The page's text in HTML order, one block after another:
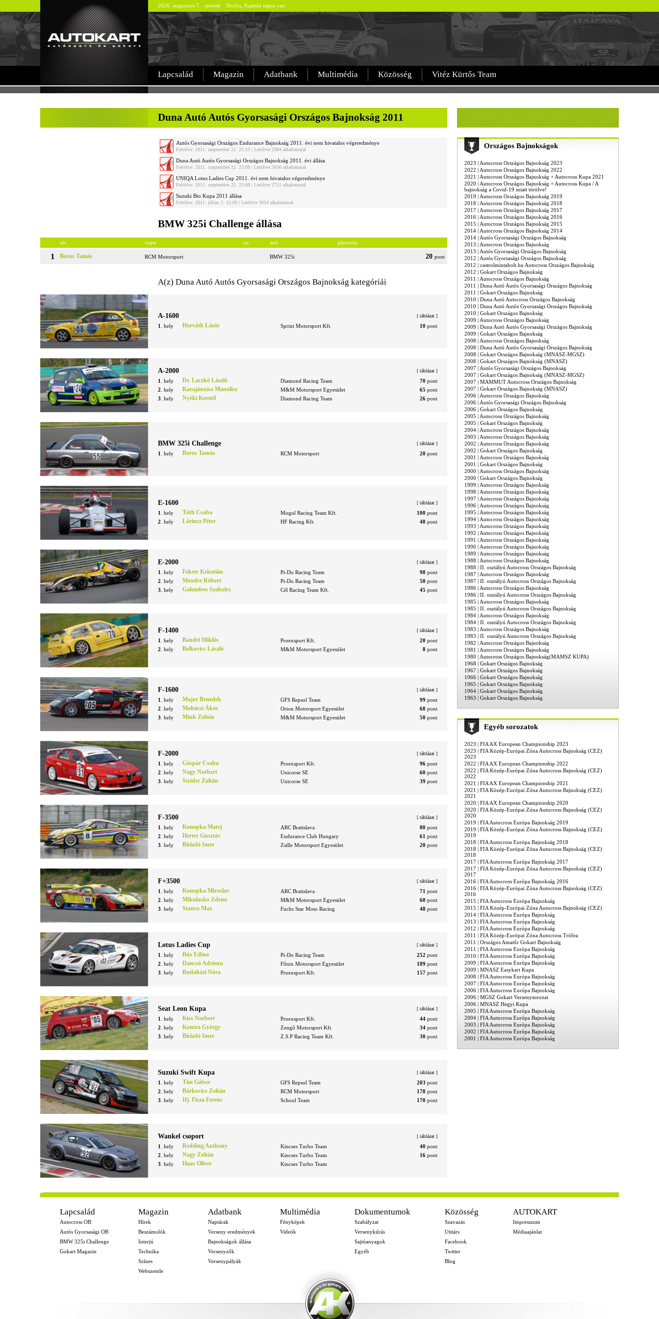
2026. augusztus 7. - péntek Ibolya, Kajetán napja van
Lapcsalád Magazin Adatbank Multimédia Közösség Vitéz Kürtős Team
Duna Autó Autós Gyorsasági Országos Bajnokság 2011
Autós Gyorsasági Országos Endurance Bajnokság 2011. évi nem hivatalos végeredménye
Feltölve: 2011. szeptember 22. 23:10 | Letöltve 2984 alkalommal
Duna Autó Autós Gyorsasági Országos Bajnokság 2011. évi állása
Feltölve: 2011. szeptember 22. 23:09 | Letöltve 3036 alkalommal
UNIQA Lotus Ladies Cup 2011. évi nem hivatalos végeredménye
Feltölve: 2011. szeptember 22. 23:08 | Letöltve 2751 alkalommal
Suzuki Bio Kupa 2011 állása
Feltölve: 2011. július 2. 12:09 | Letöltve 3014 alkalommal
BMW 325i Challenge állása
név csapat rsz. autó géposztály
1 Boros Tamás RCM Motorsport BMW 325i 20 pont
A(z) Duna Autó Autós Gyorsasági Országos Bajnokság kategóriái
A-1600 [ táblázat ]
1 . hely Horváth Lázár Sprint Motorsport Kft. 10 pont
A-2000 [ táblázat ]
1 . hely Dr. Laczkó László Diamond Racing Team 70 pont
2 . hely Karajánnisz Manolisz M&M Motorsport Egyesület 65 pont
3 . hely Nyéki Kornél Diamond Racing Team 26 pont
BMW 325i Challenge [ táblázat ]
1 . hely Boros Tamás RCM Motorsport 20 pont
E-1600 [ táblázat ]
1 . hely Tóth Csaba Mogul Racing Team Kft. 100 pont
2 . hely Lőrincz Péter HF Racing Kft. 48 pont
E-2000 [ táblázat ]
1 . hely Fekete Krisztián Pi-Do Racing Team 98 pont
2 . hely Mendre Róbert Pi-Do Racing Team 50 pont
3 . hely Galambos Szabolcs Cél Racing Team Kft. 45 pont
F-1400 [ táblázat ]
1 . hely Bandri Miklós Proexsport Kft. 20 pont
2 . hely Belkovics László M&M Motorsport Egyesület 8 pont
F-1600 [ táblázat ]
1 . hely Major Benedek GFS Repsol Team 99 pont
2 . hely Mohácsi Ákos Orion Motorsport Egyesület 68 pont
3 . hely Mink Zoltán M&M Motorsport Egyesület 50 pont
F-2000 [ táblázat ]
1 . hely Gáspár Csaba Proexsport Kft. 96 pont
2 . hely Nagy Norbert Unicorse SE 60 pont
3 . hely Strider Zoltán Unicorse SE 39 pont
F-3500 [ táblázat ]
1 . hely Konopka Matej ARC Bratislava 80 pont
2 . hely Herter Gusztáv Endurance Club Hungary 61 pont
3 . hely Birizdó Imre Zsille Motorsport Egyesület 20 pont
F+3500 [ táblázat ]
1 . hely Konopka Miroslav ARC Bratislava 71 pont
2 . hely Mikulasko Zdeno M&M Motorsport Egyesület 60 pont
3 . hely Stanco Max Fuchs Star Moto Racing 48 pont
Lotus Ladies Cup [ táblázat ]
1 . hely Bús Edina Pi-Do Racing Team 252 pont
2 . hely Dancsó Adrienn Főnix Motorsport Egyesület 189 pont
3 . hely Budaházi Nóra Proexsport Kft. 157 pont
Seat Leon Kupa [ táblázat ]
1 . hely Kiss Norbert Proexsport Kft. 44 pont
2 . hely Kontra György Zengő Motorsport Kft. 34 pont
3 . hely Birizdó Imre Z.S.P Racing Team Kft. 30 pont
Suzuki Swift Kupa [ táblázat ]
1 . hely Tim Gábor GFS Repsol Team 203 pont
2 . hely Bárkovics Zoltán RCM Motorsport 178 pont
3 . hely Ifj. Ficza Ferenc School Team 170 pont
Wankel csoport [ táblázat ]
1 . hely Redding Anthony Kincses Turbo Team 40 pont
2 . hely Nagy Zoltán Kincses Turbo Team 16 pont
3 . hely Haas Oliver Kincses Turbo Team
Országos Bajnokságok
2023 | Autocross Országos Bajnokság 2023
2022 | Autocross Országos Bajnokság 2022
2021 | Autocross Országos Bajnokság + Autocross Kupa 2021
2020 | Autocross Országos Bajnokság + Autocross Kupa / A
bajnokság a Covid-19 miatt törölve!
2019 | Autocross Országos Bajnokság 2019
2018 | Autocross Országos Bajnokság 2018
2017 | Autocross Országos Bajnokság 2017
2016 | Autocross Országos Bajnokság 2016
2015 | Autocross Országos Bajnokság 2015
2014 | Autocross Országos Bajnokság 2014
2014 | Autós Gyorsasági Országos Bajnokság
2013 | Autocross Országos Bajnokság
2013 | Autós Gyorsasági Országos Bajnokság
2012 | Autós Gyorsasági Országos Bajnokság
2012 | castrolmintabolt.hu Autocross Országos Bajnokság
2012 | Gokart Országos Bajnokság
2011 | Autocross Országos Bajnokság
2011 | Duna Autó Autós Gyorsasági Országos Bajnokság
2011 | Gokart Országos Bajnokság
2010 | Duna Autó Autocross Országos Bajnokság
2010 | Duna Autó Autós Gyorsasági Országos Bajnokság
2010 | Gokart Országos Bajnokság
2009 | Autocross Országos Bajnokság
2009 | Duna Autó Autós Gyorsasági Országos Bajnokság
2009 | Gokart Országos Bajnokság
2008 | Autocross Országos Bajnokság
2008 | Duna Autó Autós Gyorsasági Országos Bajnokság
2008 | Gokart Országos Bajnokság (MNASZ-MGSZ)
2008 | Gokart Országos Bajnokság (MNASZ)
2007 | Autós Gyorsasági Országos Bajnokság
2007 | Gokart Országos Bajnokság (MNASZ-MGSZ)
2007 | MAMMUT Autocross Országos Bajnokság
2007 | Gokart Országos Bajnokság (MNASZ)
2006 | Autocross Országos Bajnokság
2006 | Autós Gyorsasági Országos Bajnokság
2006 | Gokart Országos Bajnokság
2005 | Autocross Országos Bajnokság
2005 | Gokart Országos Bajnokság
2004 | Autocross Országos Bajnokság
2003 | Autocross Országos Bajnokság
2002 | Autocross Országos Bajnokság
2002 | Gokart Országos Bajnokság
2001 | Autocross Országos Bajnokság
2001 | Gokart Országos Bajnokság
2000 | Autocross Országos Bajnokság
2000 | Gokart Országos Bajnokság
1999 | Autocross Országos Bajnokság
1998 | Autocross Országos Bajnokság
1997 | Autocross Országos Bajnokság
1996 | Autocross Országos Bajnokság
1995 | Autocross Országos Bajnokság
1994 | Autocross Országos Bajnokság
1993 | Autocross Országos Bajnokság
1992 | Autocross Országos Bajnokság
1991 | Autocross Országos Bajnokság
1990 | Autocross Országos Bajnokság
1989 | Autocross Országos Bajnokság
1988 | Autocross Országos Bajnokság
1988 | II. osztályú Autocross Országos Bajnokság
1987 | Autocross Országos Bajnokság
1987 | II. osztályú Autocross Országos Bajnokság
1986 | Autocross Országos Bajnokság
1986 | II. osztályú Autocross Országos Bajnokság
1985 | Autocross Országos Bajnokság
1985 | II. osztályú Autocross Országos Bajnokság
1984 | Autocross Országos Bajnokság
1984 | II. osztályú Autocross Országos Bajnokság
1983 | Autocross Országos Bajnokság
1983 | II. osztályú Autocross Országos Bajnokság
1982 | Autocross Országos Bajnokság
1981 | Autocross Országos Bajnokság
1980 | Autocross Országos Bajnokság(MAMSZ KUPA)
1968 | Gokart Országos Bajnokság
1967 | Gokart Országos Bajnokság
1966 | Gokart Országos Bajnokság
1965 | Gokart Országos Bajnokság
1964 | Gokart Országos Bajnokság
1963 | Gokart Országos Bajnokság
Egyéb sorozatok
2023 | FIA AX European Championship 2023
2023 | FIA Közép-Európai Zóna Autocross Bajnokság (CEZ)
2023
2022 | FIA AX European Championship 2022
2022 | FIA Közép-Európai Zóna Autocross Bajnokság (CEZ)
2022
2021 | FIA AX European Championship 2021
2021 | FIA Közép-Európai Zóna Autocross Bajnokság (CEZ)
2021
2020 | FIA AX European Championship 2020
2020 | FIA Közép-Európai Zóna Autocross Bajnokság (CEZ)
2020
2019 | FIA Autocross Európa Bajnokság 2019
2019 | FIA Közép-Európai Zóna Autocross Bajnokság (CEZ)
2019
2018 | FIA Autocross Európa Bajnokság 2018
2018 | FIA Közép-Európai Zóna Autocross Bajnokság (CEZ)
2018
2017 | FIA Autocross Európa Bajnokság 2017
2017 | FIA Közép-Európai Zóna Autocross Bajnokság (CEZ)
2017
2016 | FIA Autocross Európa Bajnokság 2016
2016 | FIA Közép-Európai Zóna Autocross Bajnokság (CEZ)
2016
2015 | FIA Autocross Európa Bajnokság
2015 | FIA Közép-Európai Zóna Autocross Bajnokság (CEZ)
2014 | FIA Autocross Európa Bajnokság
2013 | FIA Autocross Európa Bajnokság
2012 | FIA Autocross Európa Bajnokság
2011 | FIA Közép-Európai Zóna Autocross Trófea
2011 | Országos Amatőr Gokart Bajnokság
2011 | FIA Autocross Európa Bajnokság
2010 | FIA Autocross Európa Bajnokság
2009 | FIA Autocross Európa Bajnokság
2009 | MNASZ Easykart Kupa
2008 | FIA Autocross Európa Bajnokság
2007 | FIA Autocross Európa Bajnokság
2006 | FIA Autocross Európa Bajnokság
2006 | MGSZ Gokart Versenysorozat
2006 | MNASZ Hegyi Kupa
2005 | FIA Autocross Európa Bajnokság
2004 | FIA Autocross Európa Bajnokság
2003 | FIA Autocross Európa Bajnokság
2002 | FIA Autocross Európa Bajnokság
2001 | FIA Autocross Európa Bajnokság
-
Lapcsalád
Autocross OB
Autós Gyorsasági OB
BMW 325i Challenge
Gokart Magazin
Magazin
Hírek
Beszámolók
Interjú
Technika
Színes
Webszemle
Adatbank
Naptárak
Verseny eredmények
Bajnokságok állása
Versenyzők
Versenypályák
Multimédia
Fényképek
Videók
Dokumentumok
Szabályzat
Versenykiírás
Sajtóanyagok
Egyéb
Közösség
Szavazás
Utitárs
Facebook
Twitter
Blog
AUTOKART
Impresszum
Médiaajánlat